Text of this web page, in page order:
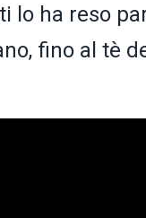
lo ha reso
fino al tè